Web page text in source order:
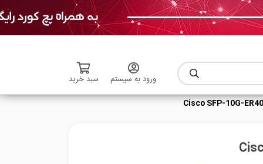
ورود به سیستم
سبد خرید